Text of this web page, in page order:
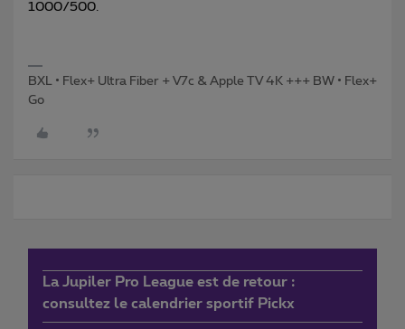
1000/500.
BXL • Flex+ Ultra Fiber + V7c & Apple TV 4K +++ BW • Flex+
Go
La Jupiler Pro League est de retour :
consultez le calendrier sportif Pickx